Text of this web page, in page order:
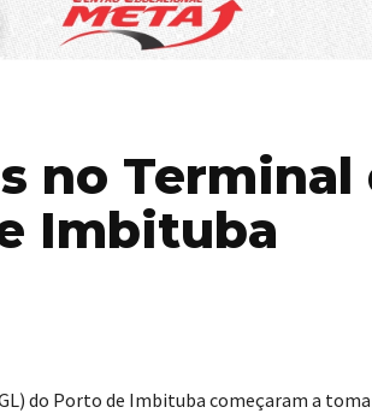
no Terminal
Imbituba
do Porto de Imbituba começaram a